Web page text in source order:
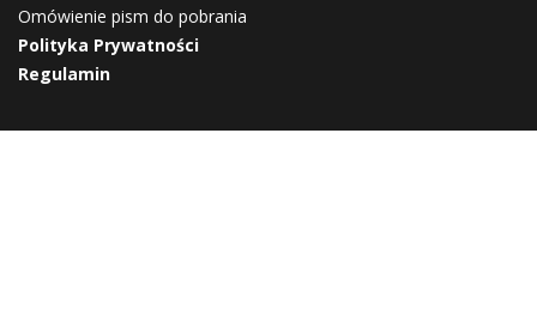
Omówienie pism do pobrania
Polityka Prywatności
Regulamin